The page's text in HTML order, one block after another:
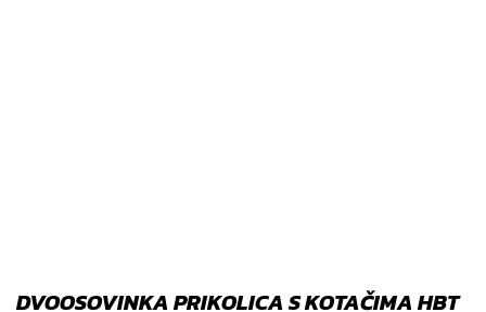
DVOOSOVINKA PRIKOLICA S KOTAČIMA HBT